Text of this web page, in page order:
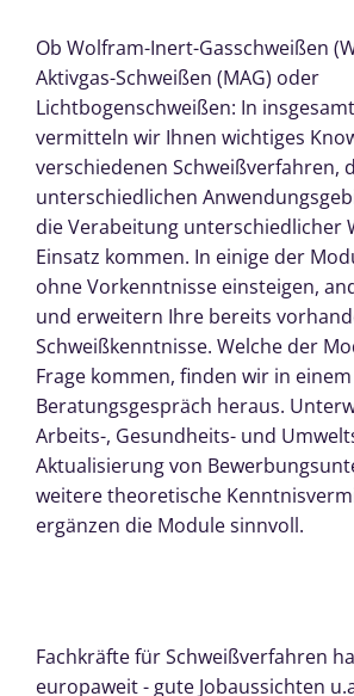
Ob Wolfram-Inert-Gasschweißen
Aktivgas-Schweißen (MAG) oder
Lichtbogenschweißen: In
vermitteln wir Ihnen wichtiges
verschiedenen Schweißverfahren,
unterschiedlichen
die Verabeitung unterschiedlicher
Einsatz kommen. In einige der
ohne Vorkenntnisse einsteigen,
und erweitern Ihre bereits
Schweißkenntnisse. Welche der
Frage kommen, finden wir in
Beratungsgespräch heraus.
Arbeits-, Gesundheits- und
Aktualisierung von
weitere theoretische
ergänzen die Module sinnvoll.
Fachkräfte für Schweißverfahren
europaweit - gute Jobaussichten